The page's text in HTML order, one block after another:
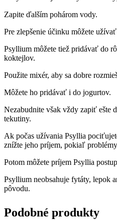
Zapite ďalším pohárom vody.
Pre zlepšenie účinku môžete
Psyllium môžete tiež pridávať do
koktejlov.
Použite mixér, aby sa dobre
Môžete ho pridávať i do jogurtov.
Nezabudnite však vždy zapiť ešte
tekutiny.
Ak počas užívania Psyllia
znížte jeho príjem, pokiaľ
Potom môžete príjem Psyllia
Psyllium neobsahuje fytáty, lepok
pôvodu.
Podobné produkty